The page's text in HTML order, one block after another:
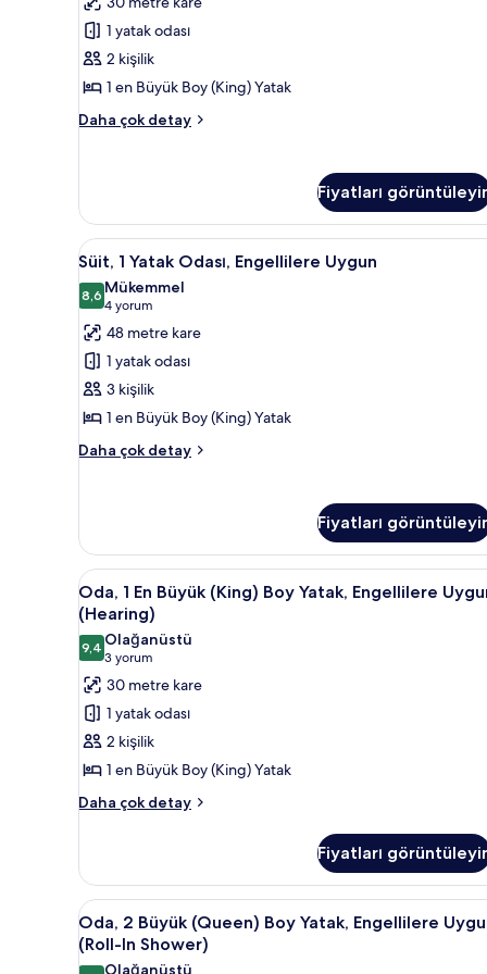
(King)
Boy
Yatak
için
tüm
1 yatak odası
2 kişilik
1 en Büyük Boy (King) Yatak
Daha çok detay
Oda,
Boy
Yatak
hakkında
daha
fazla
detay
Fiyatları
Süit,
1
Yatak
Odası,
Engellilere
Uygun
için
tüm
fotoğrafları
1 yatak odası, kaliteli yatak
11
Süit, 1 Yatak Odası, Engellilere Uygun
8,68,6 / 10
Mükemmel
4 yorum
(4
yorum)
48 metre kare
1 yatak odası
3 kişilik
1 en Büyük Boy (King) Yatak
Daha çok detay
Süit,
Uygun
hakkında
daha
fazla
detay
Fiyatları
Oda,
1
En
Büyük
(King)
Boy
Yatak,
Engellilere
Uygun
(Hearing)
fotoğrafları
görün
1 yatak odası, kaliteli yatak
8
Oda, 1 En Büyük (King) Boy Yatak, Engellilere
(Hearing)
9,49,4 / 10
Olağanüstü
3 yorum
(3
yorum)
30 metre kare
1 yatak odası
2 kişilik
1 en Büyük Boy (King) Yatak
Daha çok detay
Oda,
(King)
Boy
Yatak,
Engellilere
Uygun
Fiyatları
Oda,
2
Büyük
1 yatak odası, kaliteli yatak
4
Oda, 2 Büyük (Queen) Boy Yatak, Engellilere
(Roll-In Shower)
Olağanüstü